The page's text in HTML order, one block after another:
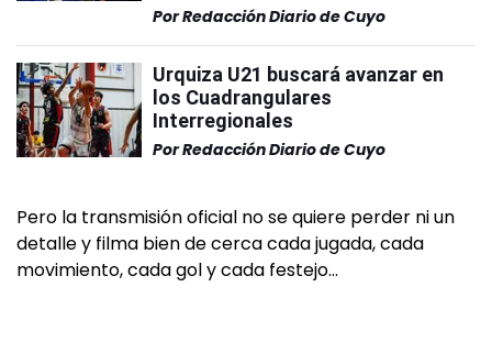
PorRedacción Diario de Cuyo
Urquiza U21 buscará avanzar en
los Cuadrangulares
Interregionales
PorRedacción Diario de Cuyo
Pero la transmisión oficial no se quiere perder ni un
detalle y filma bien de cerca cada jugada, cada
movimiento, cada gol y cada festejo…